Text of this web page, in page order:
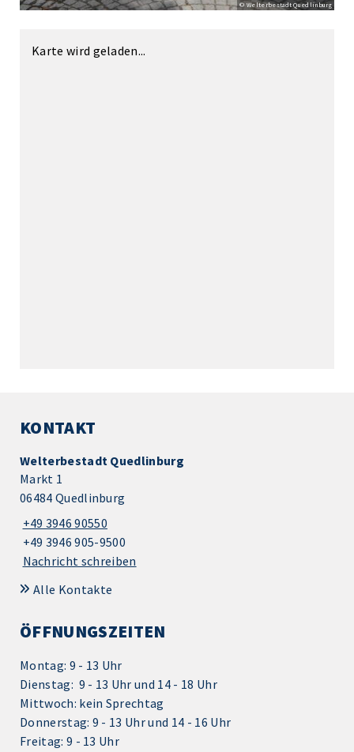
© Welterbestadt Quedlinburg
Karte wird geladen...
KONTAKT
Welterbestadt Quedlinburg
Markt 1
06484 Quedlinburg
+49 3946 90550
+49 3946 905-9500
Nachricht schreiben
Alle Kontakte
ÖFFNUNGSZEITEN
Montag: 9 - 13 Uhr
Dienstag: 9 - 13 Uhr und 14 - 18 Uhr
Mittwoch: kein Sprechtag
Donnerstag: 9 - 13 Uhr und 14 - 16 Uhr
Freitag: 9 - 13 Uhr